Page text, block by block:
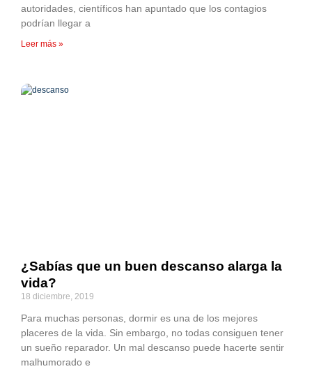
autoridades, científicos han apuntado que los contagios
podrían llegar a
Leer más »
¿Sabías que un buen descanso alarga la
vida?
18 diciembre, 2019
Para muchas personas, dormir es una de los mejores
placeres de la vida. Sin embargo, no todas consiguen tener
un sueño reparador. Un mal descanso puede hacerte sentir
malhumorado e